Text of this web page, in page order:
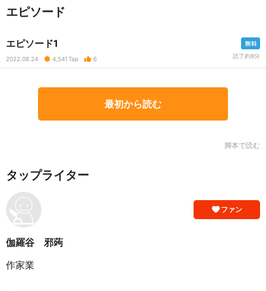
エピソード
エピソード1
2022.08.24 4,541Tap 6 読了約8分
最初から読む
脚本で読む
タップライター
ファン
伽羅谷 邪蒟
作家業